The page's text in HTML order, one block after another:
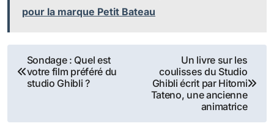
pour la marque Petit Bateau
Navigation
de
Sondage : Quel est
votre film préféré du
studio Ghibli ?
Un livre sur les
coulisses du Studio
Ghibli écrit par Hitomi
Tateno, une ancienne
animatrice